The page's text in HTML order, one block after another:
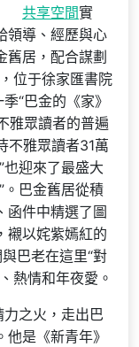
共享空間實
領導、經歷與心
舊居，配合謀劃
位于徐家匯書院
“巴金的《家》
雅眾讀者的普遍
不雅眾讀者31萬
也迎來了最盛大
。巴金舊居從積
函件中精選了圖
襯以姹紫嫣紅的
巴老在這里“對
熱情和年夜愛。
力之火，走出巴
是《新青年》